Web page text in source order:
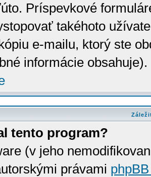
Príspevkové
takéhoto
e-mailu, ktorý ste
informácie
tento program?
(v jeho
právami